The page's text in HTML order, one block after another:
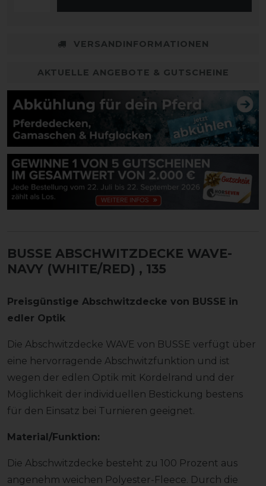
VERSANDINFORMATIONEN
AKTUELLE ANGEBOTE & GUTSCHEINE
BUSSE ABSCHWITZDECKE WAVE-
NAVY (WHITE/RED) , 135
Preisgünstige Abschwitzdecke von BUSSE in
edler Optik
Die Abschwitzdecke WAVE von BUSSE verfügt über
eine hervorragende Abschwitzfunktion und ist
wegen der edlen Optik mit Kordelrand und der
Möglichkeit der individuellen Bestickung bestens
für den Einsatz bei Turnieren geeignet.
Material/Funktion:
Die Abschwitzdecke besteht zu 100 Prozent aus
angenehm weichen Polyester-Fleece. Durch die